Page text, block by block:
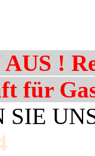
!
für
SIE